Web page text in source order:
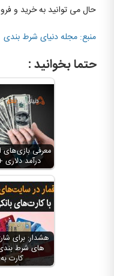
حال می توانید به خرید و
منبع: مجله دنیای شرط بندی
حتما بخوانید :
معرفی بازی‌های
درآمد دلاری
هشدار: برای
های شرط
کارت